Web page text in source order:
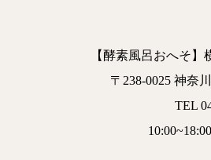
【酵素風呂おへそ
〒238-0025 神奈
TEL